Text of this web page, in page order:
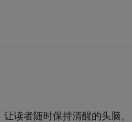
读者随时保持清醒的头脑